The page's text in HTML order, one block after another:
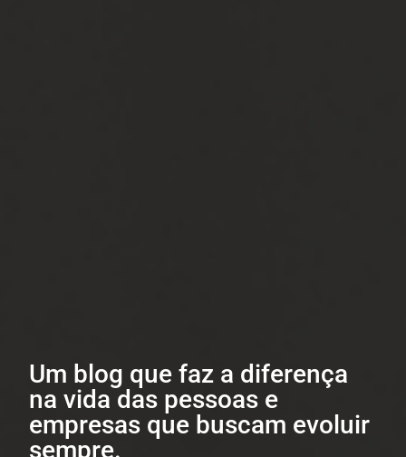
Um blog que faz a diferença
na vida das pessoas e
empresas que buscam evoluir
sempre.